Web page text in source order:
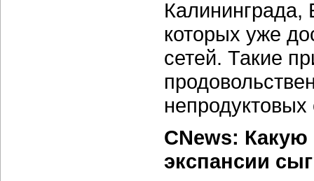
Калининграда,
которых уже
сетей. Такие
непродуктовых
CNews:
экспансии